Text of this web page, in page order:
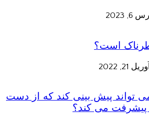
6, 2023
است؟
آوریل 21, 2022
تواند پیش بینی کند که از دست
پیشرفت می کند؟